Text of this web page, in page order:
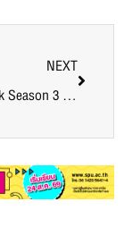
NEXT
ฟัง Tech Talk Season 3 ครั้งที่ 7 สตาร์ทอัพไทยมาแรง Seekster เข้ารอบชิงชนะเลิศรายการ The Unicorn สตาร์ทอัพพันล้าน